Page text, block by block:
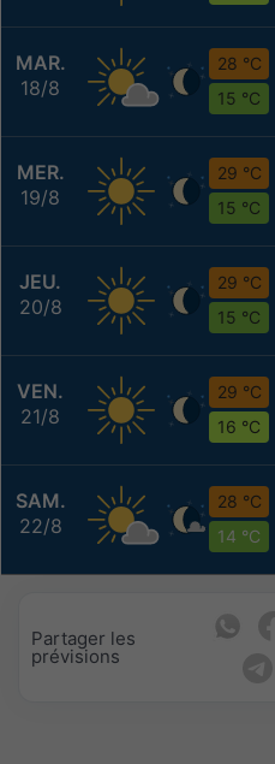
MAR.
18/8
28 °C
15 °C
MER.
19/8
29 °C
15 °C
JEU.
20/8
29 °C
15 °C
VEN.
21/8
29 °C
16 °C
SAM.
22/8
28 °C
14 °C
Partager les
prévisions